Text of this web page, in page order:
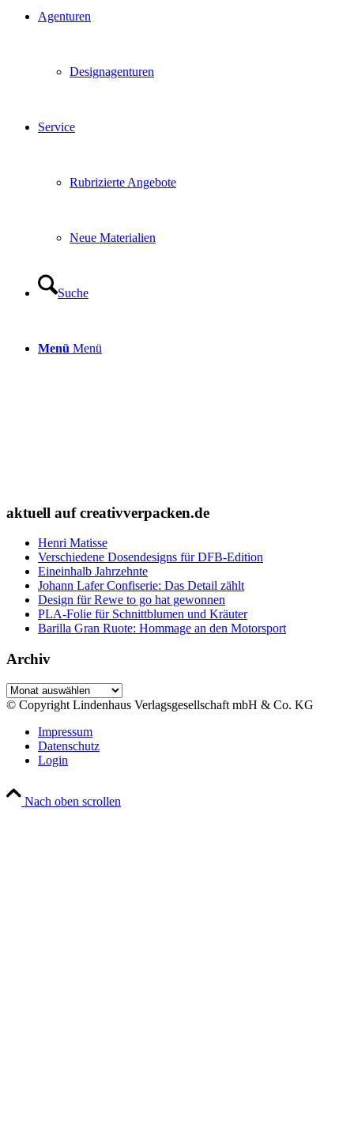
Agenturen
Designagenturen
Service
Rubrizierte Angebote
Neue Materialien
Suche
Menü Menü
aktuell auf creativverpacken.de
Henri Matisse
Verschiedene Dosendesigns für DFB-Edition
Eineinhalb Jahrzehnte
Johann Lafer Confiserie: Das Detail zählt
Design für Rewe to go hat gewonnen
PLA-Folie für Schnittblumen und Kräuter
Barilla Gran Ruote: Hommage an den Motorsport
Archiv
Archiv
© Copyright Lindenhaus Verlagsgesellschaft mbH & Co. KG
Impressum
Datenschutz
Login
Nach oben scrollen